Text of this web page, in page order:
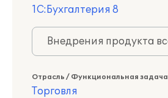
1С:Бухгалтерия 8
Внедрения продукта
Отрасль / Функциональная задача
Торговля